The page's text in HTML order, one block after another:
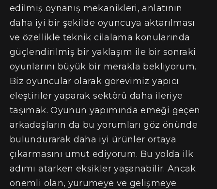
edilmiş oynanış mekanikleri, anlatının
daha iyi bir şekilde oyuncuya aktarılması
ve özellikle teknik cilalama konularında
güçlendirilmiş bir yaklaşım ile bir sonraki
oyunlarını büyük bir merakla bekliyorum.
Biz oyuncular olarak görevimiz yapıcı
eleştiriler yaparak sektörü daha ileriye
taşımak. Oyunun yapımında emeği geçen
arkadaşların da bu yorumları göz önünde
bulundurarak daha iyi ürünler ortaya
çıkarmasını umut ediyorum. Bu yolda ilk
adımı atarken eksikler yaşanabilir. Ancak
önemli olan, yürümeye ve gelişmeye